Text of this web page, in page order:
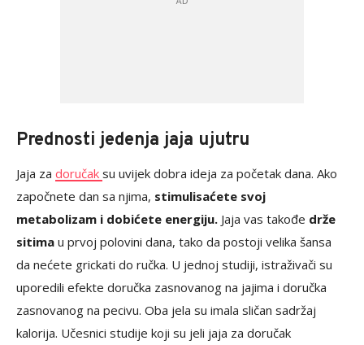
Prednosti jedenja jaja ujutru
Jaja za doručak su uvijek dobra ideja za početak dana. Ako
započnete dan sa njima, stimulisaćete svoj
metabolizam i dobićete energiju. Jaja vas takođe drže
sitima u prvoj polovini dana, tako da postoji velika šansa
da nećete grickati do ručka. U jednoj studiji, istraživači su
uporedili efekte doručka zasnovanog na jajima i doručka
zasnovanog na pecivu. Oba jela su imala sličan sadržaj
kalorija. Učesnici studije koji su jeli jaja za doručak